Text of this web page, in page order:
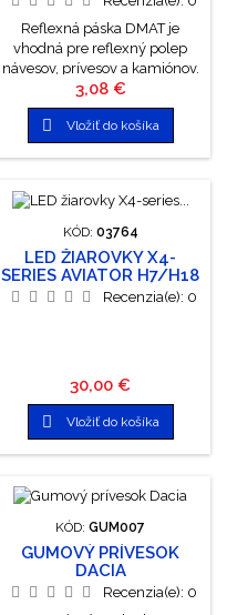
troch rokoch. Použitie:...
Reflexná páska DMAT je
vhodná pre reflexný polep
návesov, prívesov a kamiónov.
Kvalitná značka Reflexite je
schválená v zmysle normy
EHK 104 s atestáciou pre
použitie na cestných
na skriňové aj plachtové
nadstavby. Viditeľnosť pásky v
noci je cca zo vzdialenosti až
1000 metrov. Páska je odolná
proti tlakovému umývaniu a...
Cena
3,08 €
 Vložiť do košíka
KÓD: 03764
LED ŽIAROVKY X4-
SERIES AVIATOR H7/H18
6500K MAX 44W
Recenzia(e): 0
Cena
30,00 €
 Vložiť do košíka
KÓD: GUM007
GUMOVÝ PRÍVESOK
DACIA
Recenzia(e): 0